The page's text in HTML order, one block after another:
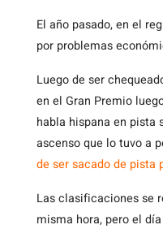
El año pasado, en el
por problemas
Luego de ser
en el Gran Premio
habla hispana en pista
ascenso que lo tuvo a
de ser sacado de pista
Las clasificaciones se
misma hora, pero el